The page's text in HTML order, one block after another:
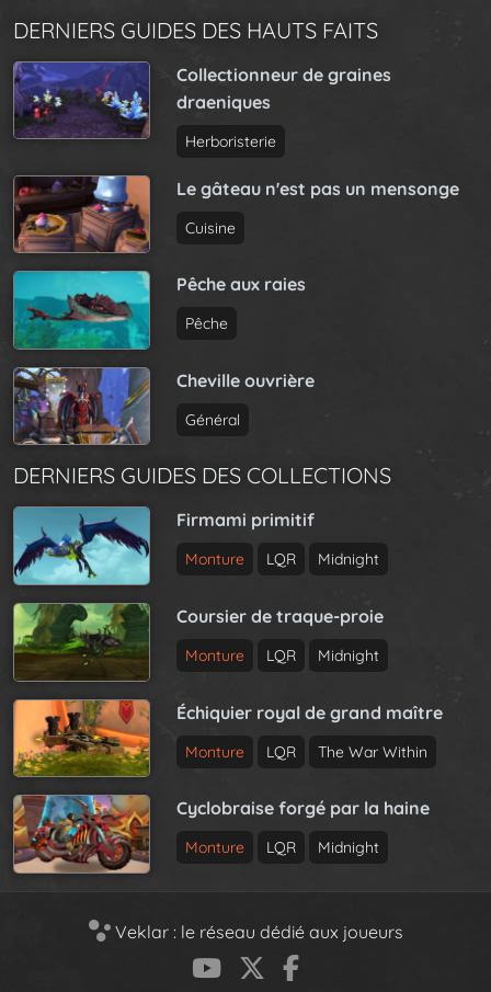
DERNIERS GUIDES DES HAUTS FAITS
Collectionneur de graines
draeniques
Herboristerie
Le gâteau n'est pas un mensonge
Cuisine
Pêche aux raies
Pêche
Cheville ouvrière
Général
DERNIERS GUIDES DES COLLECTIONS
Firmami primitif
Monture LQR Midnight
Coursier de traque-proie
Monture LQR Midnight
Échiquier royal de grand maître
Monture LQR The War Within
Cyclobraise forgé par la haine
Monture LQR Midnight
Veklar : le réseau dédié aux joueurs